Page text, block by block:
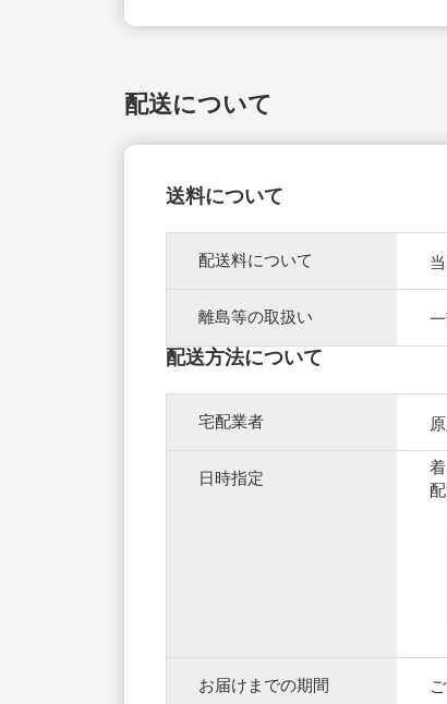
配送について
送料について
配送料について
離島等の取扱い
配送方法について
宅配業者
日時指定
お届けまでの期間